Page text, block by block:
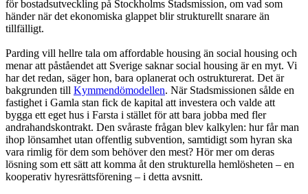
för bostadsutveckling på Stockholms Stadsmission, om vad som
händer när det ekonomiska glappet blir strukturellt snarare än
tillfälligt.
Parding vill hellre tala om affordable housing än social housing och
menar att påståendet att Sverige saknar social housing är en myt. Vi
har det redan, säger hon, bara oplanerat och ostrukturerat. Det är
bakgrunden till Kymmendömodellen. När Stadsmissionen sålde en
fastighet i Gamla stan fick de kapital att investera och valde att
bygga ett eget hus i Farsta i stället för att bara jobba med fler
andrahandskontrakt. Den svåraste frågan blev kalkylen: hur får man
ihop lönsamhet utan offentlig subvention, samtidigt som hyran ska
vara rimlig för dem som behöver den mest? Hör mer om deras
lösning som ett sätt att komma åt den strukturella hemlösheten – en
kooperativ hyresrättsförening – i detta avsnitt.